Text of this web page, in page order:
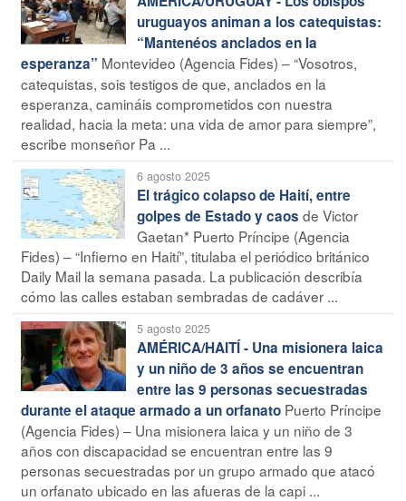
uruguayos animan a los catequistas:
“Mantenéos anclados en la
esperanza” Montevideo (Agencia Fides) – “Vosotros,
catequistas, sois testigos de que, anclados en la
esperanza, camináis comprometidos con nuestra
realidad, hacia la meta: una vida de amor para siempre”,
escribe monseñor Pa ...
6 agosto 2025
El trágico colapso de Haití, entre
golpes de Estado y caos de Victor
Gaetan* Puerto Príncipe (Agencia
Fides) – “Infierno en Haití”, titulaba el periódico británico
Daily Mail la semana pasada. La publicación describía
cómo las calles estaban sembradas de cadáver ...
5 agosto 2025
AMÉRICA/HAITÍ - Una misionera laica
y un niño de 3 años se encuentran
entre las 9 personas secuestradas
durante el ataque armado a un orfanato Puerto Príncipe
(Agencia Fides) – Una misionera laica y un niño de 3
años con discapacidad se encuentran entre las 9
personas secuestradas por un grupo armado que atacó
un orfanato ubicado en las afueras de la capi ...